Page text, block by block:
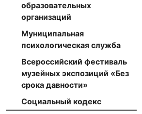
образовательных
организаций
Муниципальная
психологическая служба
Всероссийский фестиваль
музейных экспозиций «Без
срока давности»
Социальный кодекс